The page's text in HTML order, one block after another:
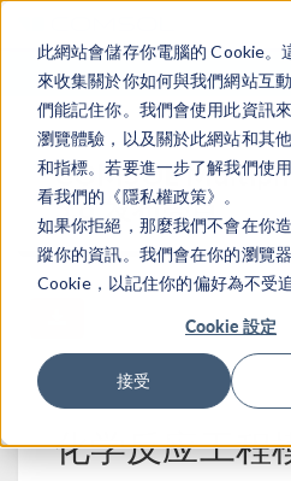
此網站會儲存你電腦的 Cookie。
來收集關於你如何與我們網站互
們能記住你。我們會使用此資訊
瀏覽體驗，以及關於此網站和其
和指標。若要進一步了解我們使
看我們的《隱私權政策》。
如果你拒絕，那麼我們不會在你
蹤你的資訊。我們會在你的瀏覽
Cookie，以記住你的偏好為不受追
Cookie 設定
接受
COMSOL
5.6 发布亮点
化学反应工程